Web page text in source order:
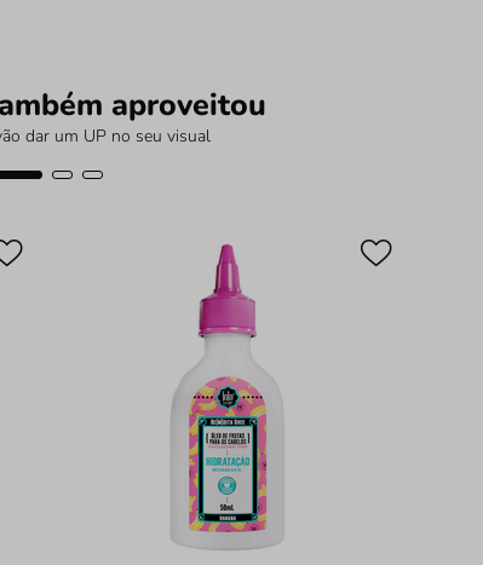
aproveitou
dar um UP no seu visual